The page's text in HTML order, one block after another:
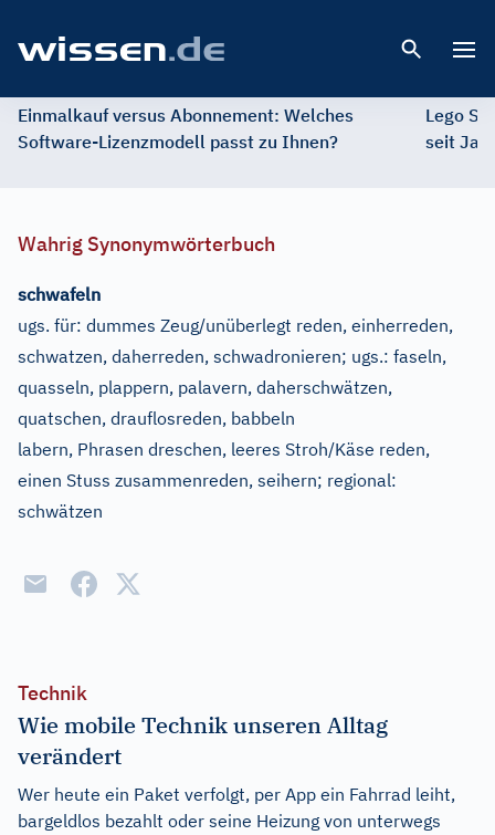
Einmalkauf versus Abonnement: Welches
Software-Lizenzmodell passt zu Ihnen?
Lego
seit
Wahrig Synonymwörterbuch
schwafeln
ugs. für: dummes Zeug/unüberlegt reden, einherreden,
schwatzen, daherreden, schwadronieren; ugs.: faseln,
quasseln, plappern, palavern, daherschwätzen,
quatschen, drauflosreden, babbeln
labern, Phrasen dreschen, leeres Stroh/Käse reden,
einen Stuss zusammenreden, seihern; regional:
schwätzen
Technik
Wie mobile Technik unseren Alltag
verändert
Wer heute ein Paket verfolgt, per App ein Fahrrad leiht,
bargeldlos bezahlt oder seine Heizung von unterwegs